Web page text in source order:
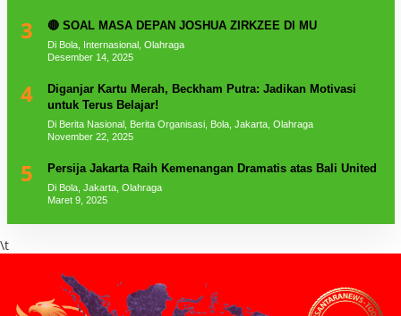
3 🔴 SOAL MASA DEPAN JOSHUA ZIRKZEE DI MU
Di Bola, Internasional, Olahraga
Desember 14, 2025
4
Diganjar Kartu Merah, Beckham Putra: Jadikan Motivasi
untuk Terus Belajar!
Di Berita Nasional, Berita Organisasi, Bola, Jakarta, Olahraga
November 22, 2025
5 Persija Jakarta Raih Kemenangan Dramatis atas Bali United
Di Bola, Jakarta, Olahraga
Maret 9, 2025
\t